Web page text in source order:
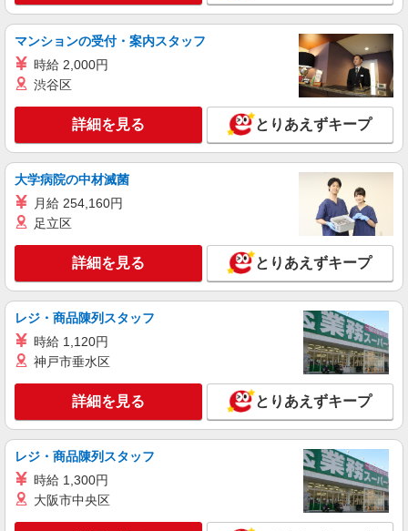
マンションの受付・案内スタッフ
時給 2,000円
渋谷区
詳細を見る とりあえずキープ
大学病院の中材滅菌
月給 254,160円
足立区
詳細を見る とりあえずキープ
レジ・商品陳列スタッフ
時給 1,120円
神戸市垂水区
詳細を見る とりあえずキープ
レジ・商品陳列スタッフ
時給 1,300円
大阪市中央区